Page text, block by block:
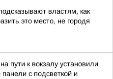
властям, как
это место, не городя
пути к вокзалу установили
с подсветкой и